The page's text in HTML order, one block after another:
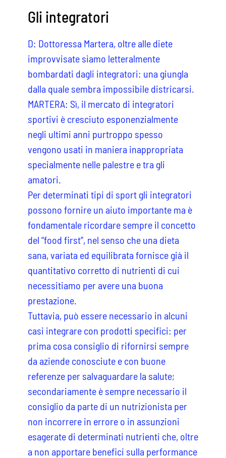
Gli integratori
D: Dottoressa Martera, oltre alle diete
improvvisate siamo letteralmente
bombardati dagli integratori: una giungla
dalla quale sembra impossibile districarsi.
MARTERA: Sì, il mercato di integratori
sportivi è cresciuto esponenzialmente
negli ultimi anni purtroppo spesso
vengono usati in maniera inappropriata
specialmente nelle palestre e tra gli
amatori.
Per determinati tipi di sport gli integratori
possono fornire un aiuto importante ma è
fondamentale ricordare sempre il concetto
del “food first”, nel senso che una dieta
sana, variata ed equilibrata fornisce già il
quantitativo corretto di nutrienti di cui
necessitiamo per avere una buona
prestazione.
Tuttavia, può essere necessario in alcuni
casi integrare con prodotti specifici: per
prima cosa consiglio di rifornirsi sempre
da aziende conosciute e con buone
referenze per salvaguardare la salute;
secondariamente è sempre necessario il
consiglio da parte di un nutrizionista per
non incorrere in errore o in assunzioni
esagerate di determinati nutrienti che, oltre
a non apportare benefici sulla performance